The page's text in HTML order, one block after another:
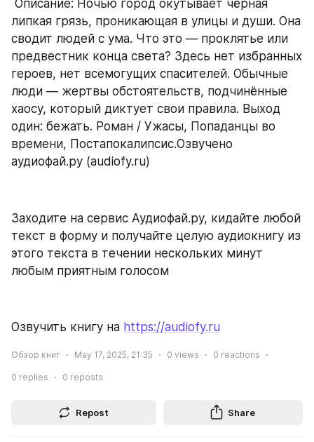
липкая грязь, проникающая в улицы и души. Она
сводит людей с ума. Что это — проклятье или
предвестник конца света? Здесь нет избранных
героев, нет всемогущих спасителей. Обычные
люди — жертвы обстоятельств, подчинённые
хаосу, который диктует свои правила. Выход
один: бежать. Роман / Ужасы, Попаданцы во
времени, Постапокалипсис.Озвучено
аудиофай.ру (audiofy.ru)
Заходите на сервис Аудиофай.ру, кидайте любой
текст в форму и получайте целую аудиокнигу из
этого текста в течении нескольких минут
любым приятным голосом
Озвучить книгу на https://audiofy.ru
Обзор книг May 17, 2025, 21:35 0 views 0 reactions
0 replies 0 reposts
Repost Share